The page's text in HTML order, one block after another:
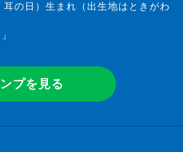
の日）生まれ（出生地はときがわ
プを見る